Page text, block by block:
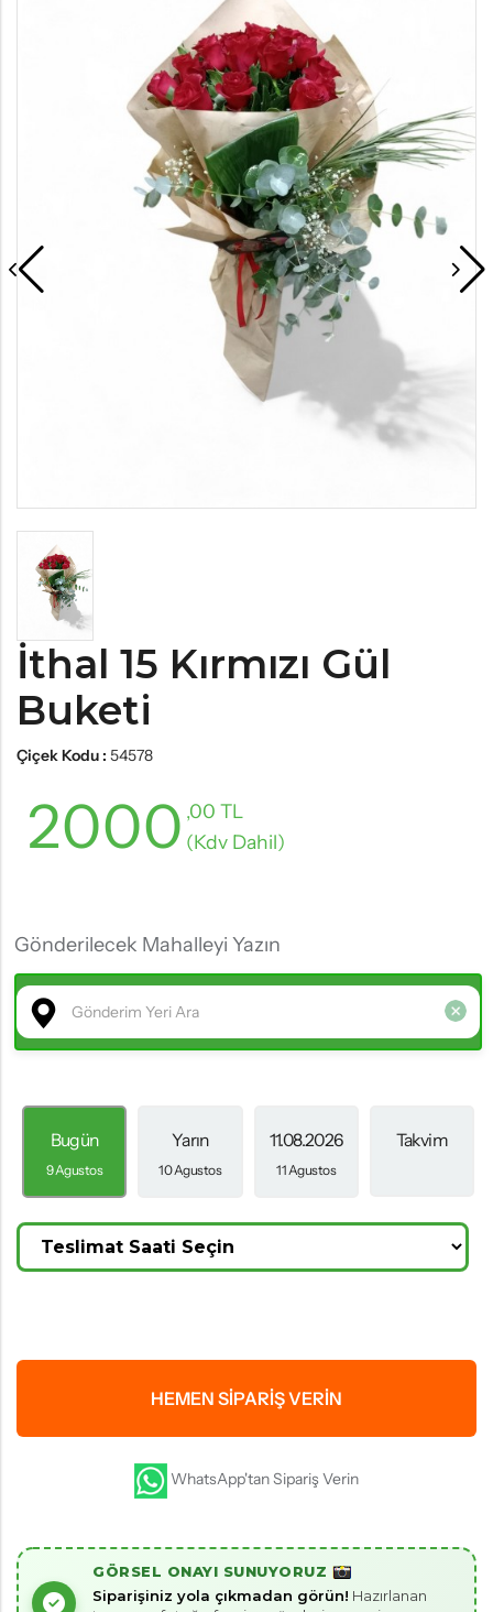
İthal 15 Kırmızı Gül
Buketi
Çiçek Kodu : 54578
2000 ,00 TL
(Kdv Dahil)
Gönderilecek Mahalleyi Yazın
Bugün
9 Agustos
Yarın
10 Agustos
11.08.2026
11 Agustos
Takvim
HEMEN SIPARIŞ VERIN
WhatsApp'tan Sipariş Verin
GÖRSEL ONAYI SUNUYORUZ
Siparişiniz yola çıkmadan görün! Hazırlanan